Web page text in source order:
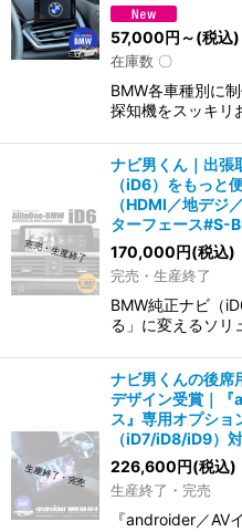
57,000円 ～(税込)
在庫数 〇
BMW各車種別に
探知機をスッキ
ナビ男くん｜出張
（iD6）をもっと
（HDMI／地デジ
ターフェース#S-
170,000円(税込)
完売・生産終了
BMW純正ナビ（
る」に変えるソリ
ナビ男くんの後席
デザイン受賞｜
ス』専用オプシ
（iD7/iD8/iD9）
226,600円(税込)
生産終了・完売
『androider／AV